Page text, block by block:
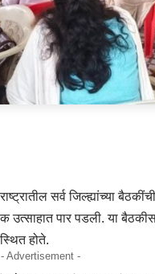
सर्व जिल्ह्यांच्या
पार पडली. या
होते.
- Advertisement -